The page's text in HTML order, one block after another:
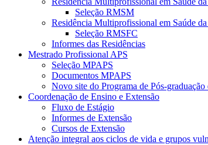
Seleção RMSM
Residência Multiprofissional em Saúde
Seleção RMSFC
Informes das Residências
Mestrado Profissional APS
Seleção MPAPS
Documentos MPAPS
Novo site do Programa de Pós-
Coordenação de Ensino e Extensão
Fluxo de Estágio
Informes de Extensão
Cursos de Extensão
Atenção integral aos ciclos de vida e grupos